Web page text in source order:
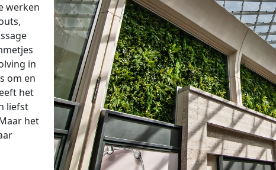
werken
in
om en
het
liefst
het